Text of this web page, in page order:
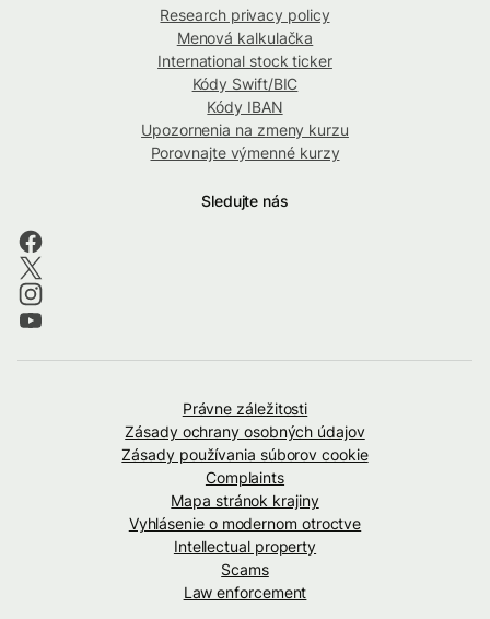
Research privacy policy
Menová kalkulačka
International stock ticker
Kódy Swift/BIC
Kódy IBAN
Upozornenia na zmeny kurzu
Porovnajte výmenné kurzy
Sledujte nás
Právne záležitosti
Zásady ochrany osobných údajov
Zásady používania súborov cookie
Complaints
Mapa stránok krajiny
Vyhlásenie o modernom otroctve
Intellectual property
Scams
Law enforcement